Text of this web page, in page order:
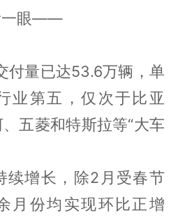
一眼——
付量已达53.6万辆，单
业第五，仅次于比亚
五菱和特斯拉等“大车
续增长，除2月受春节
月份均实现环比正增